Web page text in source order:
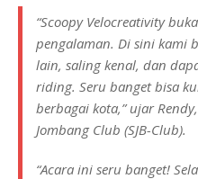
“Scoopy Velocreativity
pengalaman. Di sini kami
lain, saling kenal, dan
riding. Seru banget bisa
berbagai kota,” ujar
Jombang Club (SJB-Club).
“Acara ini seru banget!